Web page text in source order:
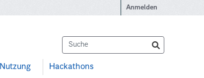
Anmelden
Nutzung Hackathons